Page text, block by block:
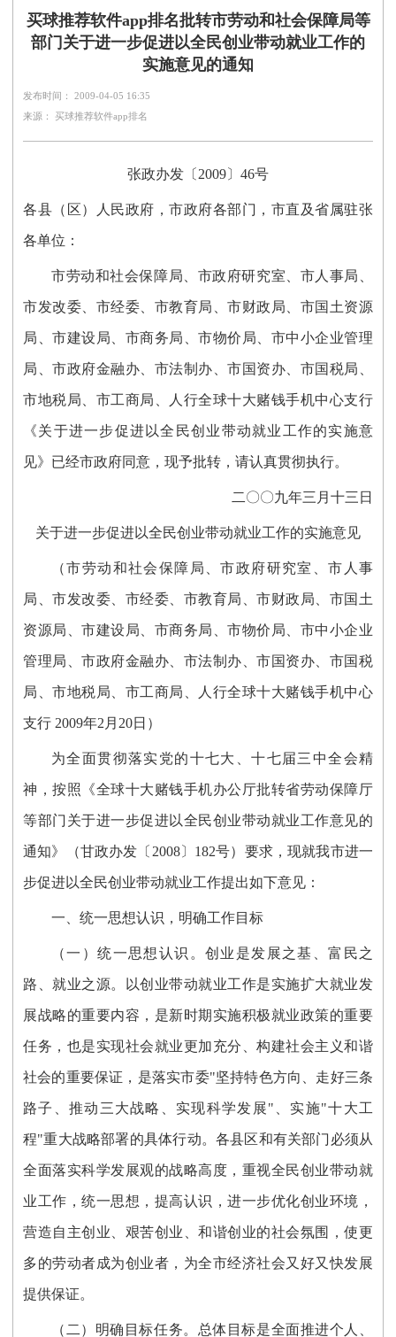
买球推荐软件app排名批转市劳动和社会保障局等
部门关于进一步促进以全民创业带动就业工作的
实施意见的通知
发布时间： 2009-04-05 16:35
来源： 买球推荐软件app排名
张政办发〔2009〕46号
各县（区）人民政府，市政府各部门，市直及省属驻张
各单位：
市劳动和社会保障局、市政府研究室、市人事局、
市发改委、市经委、市教育局、市财政局、市国土资源
局、市建设局、市商务局、市物价局、市中小企业管理
局、市政府金融办、市法制办、市国资办、市国税局、
市地税局、市工商局、人行全球十大赌钱手机中心支行
《关于进一步促进以全民创业带动就业工作的实施意
见》已经市政府同意，现予批转，请认真贯彻执行。
二〇〇九年三月十三日
关于进一步促进以全民创业带动就业工作的实施意见
（市劳动和社会保障局、市政府研究室、市人事
局、市发改委、市经委、市教育局、市财政局、市国土
资源局、市建设局、市商务局、市物价局、市中小企业
管理局、市政府金融办、市法制办、市国资办、市国税
局、市地税局、市工商局、人行全球十大赌钱手机中心
支行 2009年2月20日）
为全面贯彻落实党的十七大、十七届三中全会精
神，按照《全球十大赌钱手机办公厅批转省劳动保障厅
等部门关于进一步促进以全民创业带动就业工作意见的
通知》（甘政办发〔2008〕182号）要求，现就我市进一
步促进以全民创业带动就业工作提出如下意见：
一、统一思想认识，明确工作目标
（一）统一思想认识。创业是发展之基、富民之
路、就业之源。以创业带动就业工作是实施扩大就业发
展战略的重要内容，是新时期实施积极就业政策的重要
任务，也是实现社会就业更加充分、构建社会主义和谐
社会的重要保证，是落实市委"坚持特色方向、走好三条
路子、推动三大战略、实现科学发展"、实施"十大工
程"重大战略部署的具体行动。各县区和有关部门必须从
全面落实科学发展观的战略高度，重视全民创业带动就
业工作，统一思想，提高认识，进一步优化创业环境，
营造自主创业、艰苦创业、和谐创业的社会氛围，使更
多的劳动者成为创业者，为全市经济社会又好又快发展
提供保证。
（二）明确目标任务。总体目标是全面推进个人、